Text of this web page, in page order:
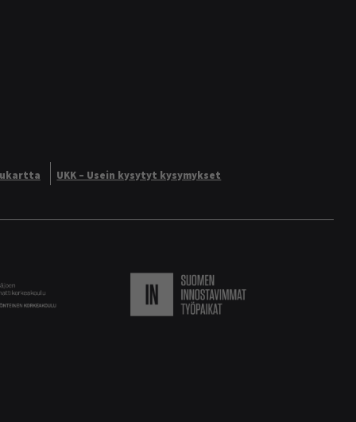
UKK – Usein kysytyt kysymykset
Logo Suomen innostavimmat